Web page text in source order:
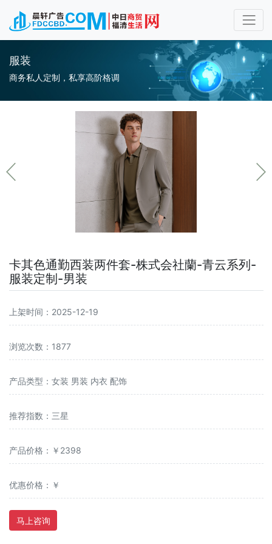
服装
商务私人定制，私享高阶格调
卡其色通勤西装两件套-株式会社蘭-青云系列-
服装定制-男装
上架时间：2025-12-19
浏览次数：1877
产品类型：女装 男装 内衣 配饰
推荐指数：三星
产品价格：￥2398
优惠价格：￥
马上咨询